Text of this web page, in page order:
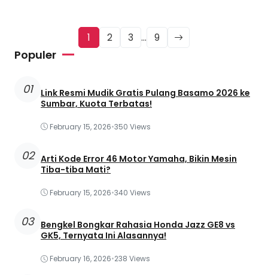
1 2 3 … 9
Populer
01
Link Resmi Mudik Gratis Pulang Basamo 2026 ke
Sumbar, Kuota Terbatas!
February 15, 2026•350 Views
02 Arti Kode Error 46 Motor Yamaha, Bikin Mesin
Tiba-tiba Mati?
February 15, 2026•340 Views
03 Bengkel Bongkar Rahasia Honda Jazz GE8 vs
GK5, Ternyata Ini Alasannya!
February 16, 2026•238 Views